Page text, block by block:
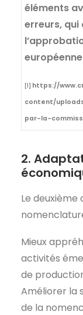
éléments
erreurs,
[1]
https://
content/
par-la-
2.
Le
Mieux
activités
de
Améliorer la
de la